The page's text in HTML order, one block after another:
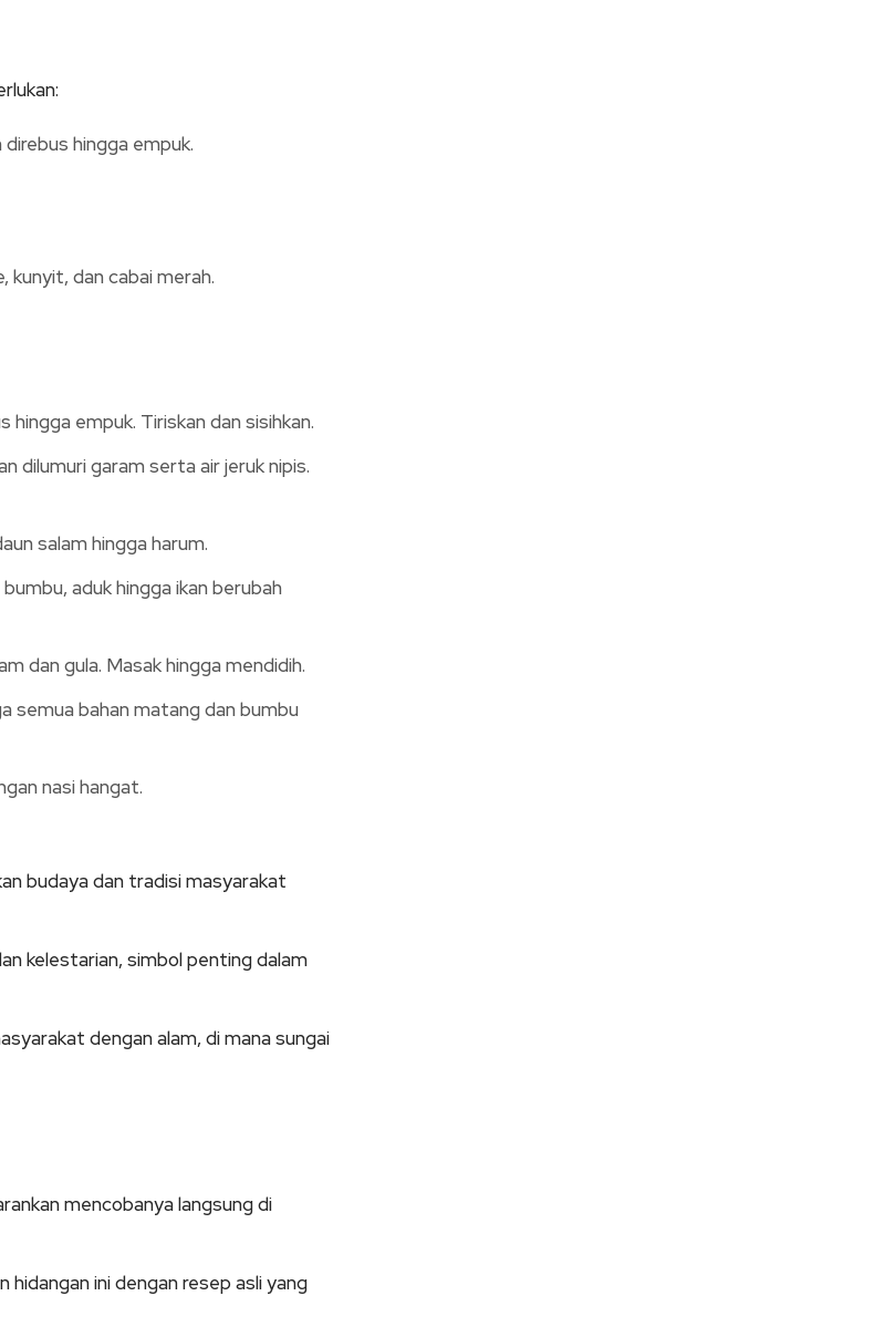
hingga empuk.
kunyit, dan cabai merah.
hingga empuk. Tiriskan dan sisihkan.
dilumuri garam serta air jeruk nipis.
salam hingga harum.
aduk hingga ikan berubah
dan gula. Masak hingga mendidih.
semua bahan matang dan bumbu
nasi hangat.
budaya dan tradisi masyarakat
kelestarian, simbol penting dalam
dengan alam, di mana sungai
mencobanya langsung di
hidangan ini dengan resep asli yang